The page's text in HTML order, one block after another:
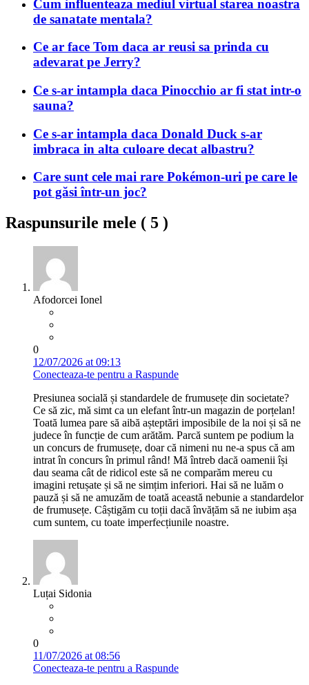
Cum influenteaza mediul virtual starea noastra
de sanatate mentala?
Ce ar face Tom daca ar reusi sa prinda cu
adevarat pe Jerry?
Ce s-ar intampla daca Pinocchio ar fi stat intr-o
sauna?
Ce s-ar intampla daca Donald Duck s-ar
imbraca in alta culoare decat albastru?
Care sunt cele mai rare Pokémon-uri pe care le
pot găsi într-un joc?
Raspunsurile mele ( 5 )
Afodorcei Ionel
0
12/07/2026 at 09:13
Conecteaza-te pentru a Raspunde
Presiunea socială și standardele de frumusețe din societate?
Ce să zic, mă simt ca un elefant într-un magazin de porțelan!
Toată lumea pare să aibă așteptări imposibile de la noi și să ne
judece în funcție de cum arătăm. Parcă suntem pe podium la
un concurs de frumusețe, doar că nimeni nu ne-a spus că am
intrat în concurs în primul rând! Mă întreb dacă oamenii își
dau seama cât de ridicol este să ne comparăm mereu cu
imagini retușate și să ne simțim inferiori. Hai să ne luăm o
pauză și să ne amuzăm de toată această nebunie a standardelor
de frumusețe. Câștigăm cu toții dacă învățăm să ne iubim așa
cum suntem, cu toate imperfecțiunile noastre.
Luțai Sidonia
0
11/07/2026 at 08:56
Conecteaza-te pentru a Raspunde